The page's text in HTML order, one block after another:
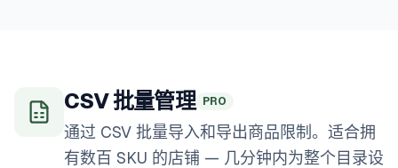
CSV 批量管理 PRO
通过 CSV 批量导入和导出商品限制。适合拥
有数百 SKU 的店铺 — 几分钟内为整个目录设